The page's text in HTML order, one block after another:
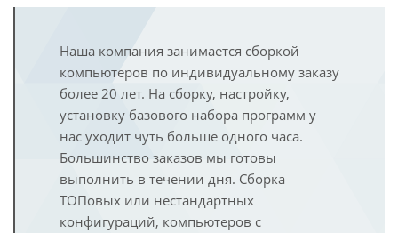
Наша компания занимается сборкой
компьютеров по индивидуальному заказу
более 20 лет. На сборку, настройку,
установку базового набора программ у
нас уходит чуть больше одного часа.
Большинство заказов мы готовы
выполнить в течении дня. Сборка
ТОПовых или нестандартных
конфигураций, компьютеров с